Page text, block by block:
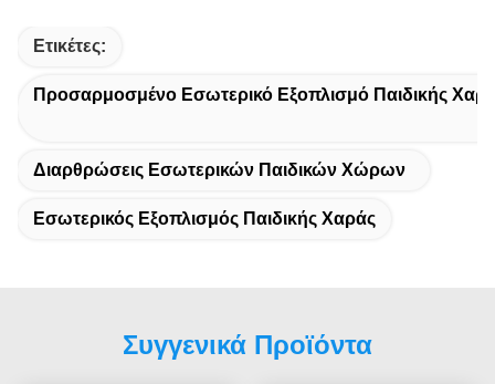
Ετικέτες:
Προσαρμοσμένο Εσωτερικό Εξοπλισμό Παιδικής
Διαρθρώσεις Εσωτερικών Παιδικών Χώρων
Εσωτερικός Εξοπλισμός Παιδικής Χαράς
Συγγενικά Προϊόντα